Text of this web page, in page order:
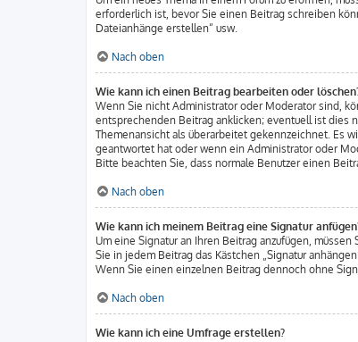
erforderlich ist, bevor Sie einen Beitrag schreiben
Dateianhänge erstellen“ usw.
Nach oben
Wie kann ich einen Beitrag bearbeiten oder
Wenn Sie nicht Administrator oder Moderator sind,
entsprechenden Beitrag anklicken; eventuell ist dies
Themenansicht als überarbeitet gekennzeichnet. Es
geantwortet hat oder wenn ein Administrator oder
Bitte beachten Sie, dass normale Benutzer einen
Nach oben
Wie kann ich meinem Beitrag eine Signatur
Um eine Signatur an Ihren Beitrag anzufügen,
Sie in jedem Beitrag das Kästchen „Signatur
Wenn Sie einen einzelnen Beitrag dennoch ohne
Nach oben
Wie kann ich eine Umfrage erstellen?